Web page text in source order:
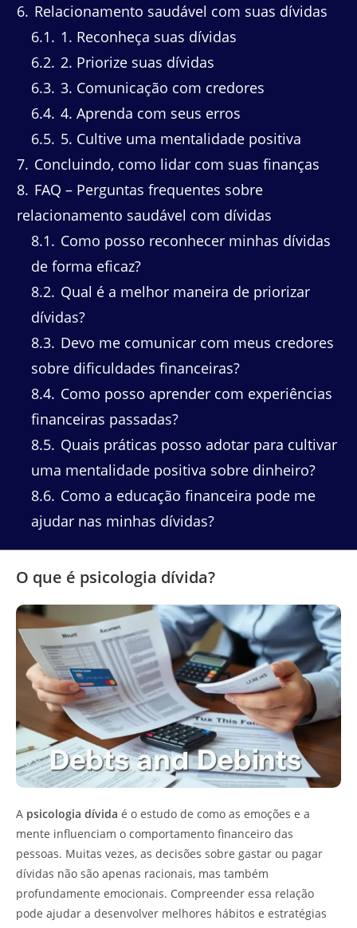
6 Relacionamento saudável com suas dívidas
6.1
1. Reconheça suas dívidas
6.2 2. Priorize suas dívidas
6.3 3. Comunicação com credores
6.4 4. Aprenda com seus erros
6.5 5. Cultive uma mentalidade positiva
7 Concluindo, como lidar com suas finanças
8 FAQ – Perguntas frequentes sobre
relacionamento saudável com dívidas
8.1
Como posso reconhecer minhas dívidas
de forma eficaz?
8.2 Qual é a melhor maneira de priorizar
dívidas?
8.3 Devo me comunicar com meus credores
sobre dificuldades financeiras?
8.4 Como posso aprender com experiências
financeiras passadas?
8.5 Quais práticas posso adotar para cultivar
uma mentalidade positiva sobre dinheiro?
8.6 Como a educação financeira pode me
ajudar nas minhas dívidas?
O que é psicologia dívida?
A psicologia dívida é o estudo de como as emoções e a
mente influenciam o comportamento financeiro das
pessoas. Muitas vezes, as decisões sobre gastar ou pagar
dívidas não são apenas racionais, mas também
profundamente emocionais. Compreender essa relação
pode ajudar a desenvolver melhores hábitos e estratégias